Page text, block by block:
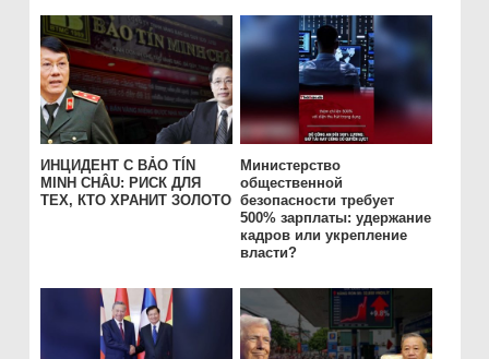
ИНЦИДЕНТ С BẢO TÍN
MINH CHÂU: РИСК ДЛЯ
ТЕХ, КТО ХРАНИТ ЗОЛОТО
Министерство
общественной
безопасности требует
500% зарплаты: удержание
кадров или укрепление
власти?